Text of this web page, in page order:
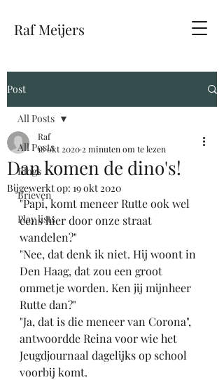
Raf Meijers
Post
All Posts
Blogs
Brieven
Play lists
All Posts
Dan komen de dino's!
Raf
18 okt 2020 2 minuten om te lezen
Bijgewerkt op: 19 okt 2020
"Papi, komt meneer Rutte ook wel
eens hier door onze straat
wandelen?"
"Nee, dat denk ik niet. Hij woont in
Den Haag, dat zou een groot
ommetje worden. Ken jij mijnheer
Rutte dan?"
"Ja, dat is die meneer van Corona",
antwoordde Reina voor wie het
Jeugdjournaal dagelijks op school
voorbij komt.